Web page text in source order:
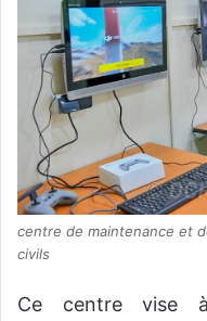
centre de maintenance et
civils
Ce centre vise